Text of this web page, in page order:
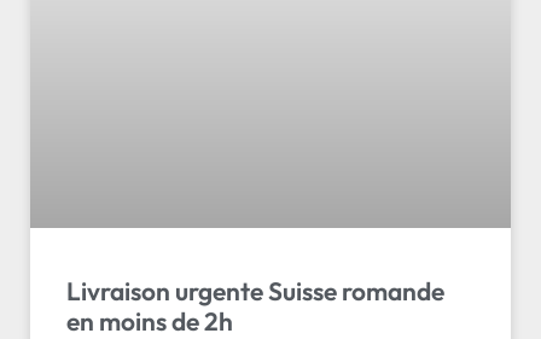
Livraison urgente Suisse romande
en moins de 2h